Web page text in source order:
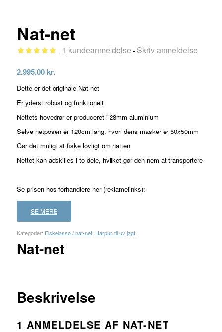
Nat-net
som5.00
ud af 5
baseret på
1
kundebedømmelse
1 kundeanmeldelse-Skriv anmeldelse
2.995,00 kr.
Dette er det originale Nat-net
Er yderst robust og funktionelt
Nettets hovedrør er produceret i 28mm aluminium
Selve netposen er 120cm lang, hvori dens masker er 50x50mm
Gør det muligt at fiske lovligt om natten
Nettet kan adskilles i to dele, hvilket gør den nem at transportere
Se prisen hos forhandlere her (reklamelinks):
SE MERE
Kategorier: Fiskelasso / nat-net, Harpun til uv jagt
Nat-net
Beskrivelse
1 ANMELDELSE AF NAT-NET